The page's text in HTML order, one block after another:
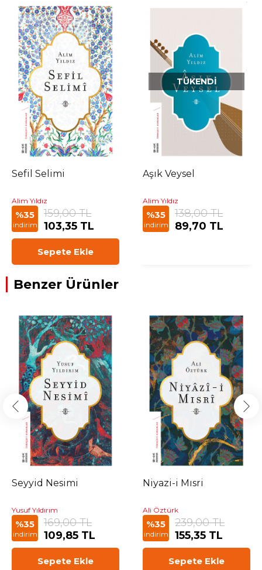
Sefil Selimi
Alim Yıldız
%35
indirim
159,00 TL
103,35 TL
Sepete Ekle
TÜKENDI
Aşık Veysel
Alim Yıldız
%35
indirim
138,00 TL
89,70 TL
Benzer Ürünler
Seyyid Nesimi
Yusuf Yıldırım
%35
indirim
169,00 TL
109,85 TL
Sepete Ekle
Niyazi-i Mısri
Ali Öztürk
%35
indirim
239,00 TL
155,35 TL
Sepete Ekle